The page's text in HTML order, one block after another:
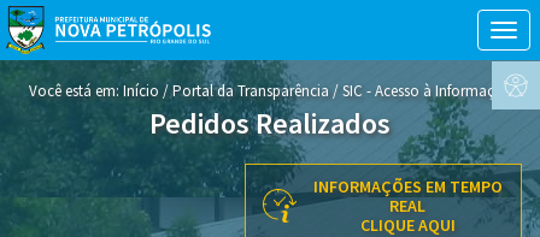
conteúdo
Você está em:Início /Portal da Transparência /SIC - Acesso à Informação
Pedidos Realizados
INFORMAÇÕES EM TEMPO
REAL
CLIQUE AQUI